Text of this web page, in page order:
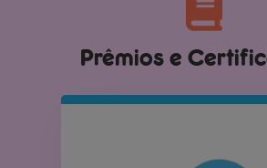
Prêmios e